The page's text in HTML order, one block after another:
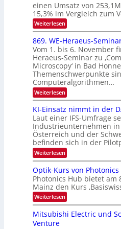
s
I
O
N
2
0
2
6
r
o
n
k
-
u
n
d
B
i
l
d
v
e
r
a
r
b
e
i
i
e
K
I
m
i
t
d
e
n
k
t
einen Umsatz von
15,3% im Vergleich zum
Weiterlesen:
E
x
o
s
e
n
s
m
e
l
d
e
t
s
t
a
r
k
e
W
a
c
h
s
u
869. WE-Heraeus-
Vom 1. bis 6. November
Heraeus-Seminar zu
Microscopy‘ in Bad
Themenschwerpunkte
Computeralgorithmen…
Weiterlesen:
8
9
.
W
E
-
H
e
r
a
e
u
s
-
S
e
KI-Einsatz nimmt in der
Laut einer IFS-Umfrage
Industrieunternehmen
Österreich und der
befinden sich in der
Weiterlesen:
K
-
E
i
n
s
t
Optik-Kurs von Photonics
Photonics Hub bietet am
Mainz den Kurs
Weiterlesen:
O
p
t
Mitsubishi Electric und
Venture